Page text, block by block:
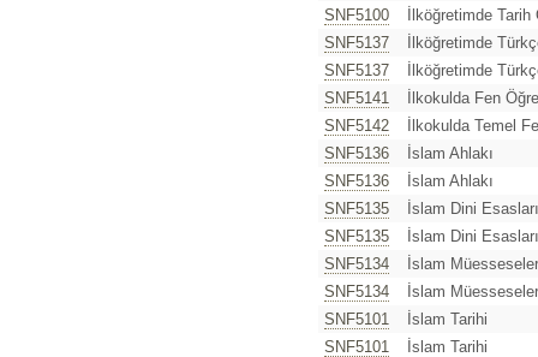
SNF5100
İlköğretimde Tarih
SNF5137
İlköğretimde
SNF5137
İlköğretimde
SNF5141
İlkokulda Fen
SNF5142
İlkokulda Temel
SNF5136
İslam Ahlakı
SNF5136
İslam Ahlakı
SNF5135
İslam Dini Esasları
SNF5135
İslam Dini Esasları
SNF5134
İslam
SNF5134
İslam
SNF5101
İslam Tarihi
SNF5101
İslam Tarihi